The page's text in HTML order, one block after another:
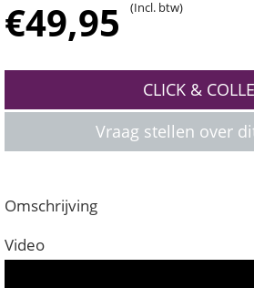
€49,95 (Incl. btw)
CLICK &
Vraag stellen over
Omschrijving
Video